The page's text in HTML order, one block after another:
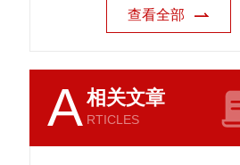
查看全部
A相关文章
RTICLES